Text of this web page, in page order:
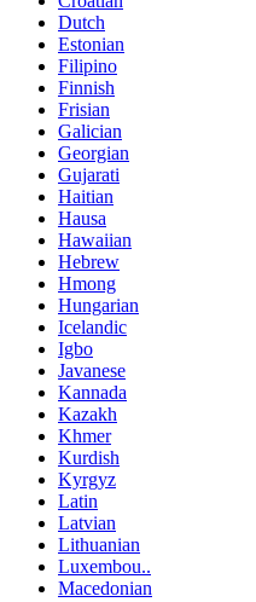
Dutch
Estonian
Filipino
Finnish
Frisian
Galician
Georgian
Gujarati
Haitian
Hausa
Hawaiian
Hebrew
Hmong
Hungarian
Icelandic
Igbo
Javanese
Kannada
Kazakh
Khmer
Kurdish
Kyrgyz
Latin
Latvian
Lithuanian
Luxembou..
Macedonian